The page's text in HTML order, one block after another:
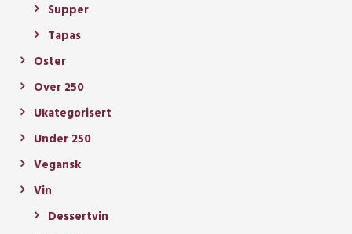
Supper
Tapas
Oster
Over 250
Ukategorisert
Under 250
Vegansk
Vin
Dessertvin